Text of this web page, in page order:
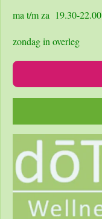
m
ma t/m za 19.30-22.00
zondag in overleg